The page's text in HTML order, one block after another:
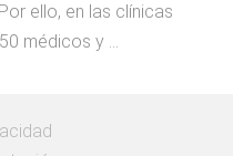
ello, en las clínicas
médicos y …